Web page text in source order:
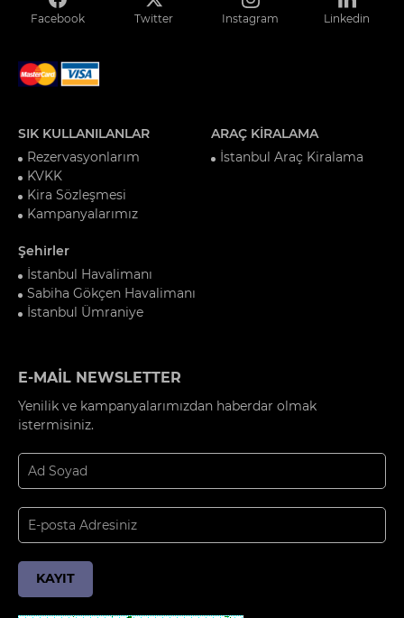
Facebook Twitter Instagram Linkedin
SIK KULLANILANLAR
Rezervasyonlarım
KVKK
Kira Sözleşmesi
Kampanyalarımız
ARAÇ KİRALAMA
İstanbul Araç Kiralama
Şehirler
İstanbul Havalimanı
Sabiha Gökçen Havalimanı
İstanbul Ümraniye
E-MAİL NEWSLETTER
Yenilik ve kampanyalarımızdan haberdar olmak
istermisiniz.
KAYIT